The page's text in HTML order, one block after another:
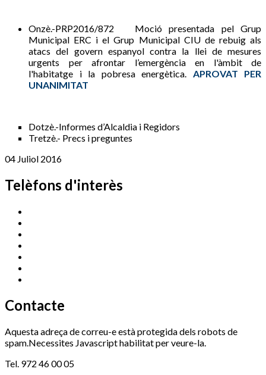
Onzè.-PRP2016/872 Moció presentada pel Grup
Municipal ERC i el Grup Municipal CIU de rebuig als
atacs del govern espanyol contra la llei de mesures
urgents per afrontar l’emergència en l'àmbit de
l'habitatge i la pobresa energètica. APROVAT PER
UNANIMITAT
Dotzè.-Informes d’Alcaldia i Regidors
Tretzè.- Precs i preguntes
04 Juliol 2016
Telèfons d'interès
Contacte
Aquesta adreça de correu-e està protegida dels robots de
spam.Necessites Javascript habilitat per veure-la.
Tel. 972 46 00 05